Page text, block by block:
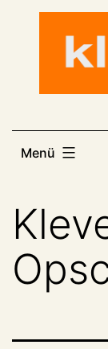
Menü